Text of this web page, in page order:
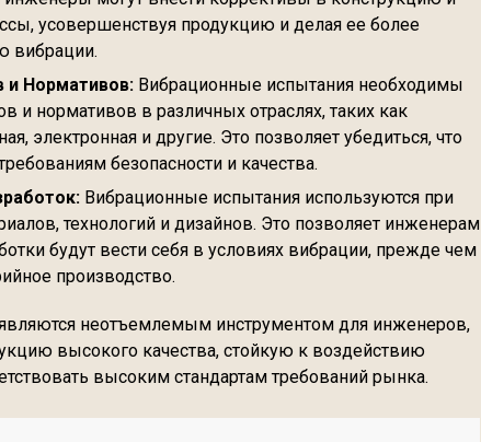
усовершенствуя продукцию и делая ее более
вибрации.
и Нормативов: Вибрационные испытания необходимы
и нормативов в различных отраслях, таких как
электронная и другие. Это позволяет убедиться, что
безопасности и качества.
Вибрационные испытания используются при
технологий и дизайнов. Это позволяет инженерам
будут вести себя в условиях вибрации, прежде чем
производство.
неотъемлемым инструментом для инженеров,
высокого качества, стойкую к воздействию
высоким стандартам требований рынка.